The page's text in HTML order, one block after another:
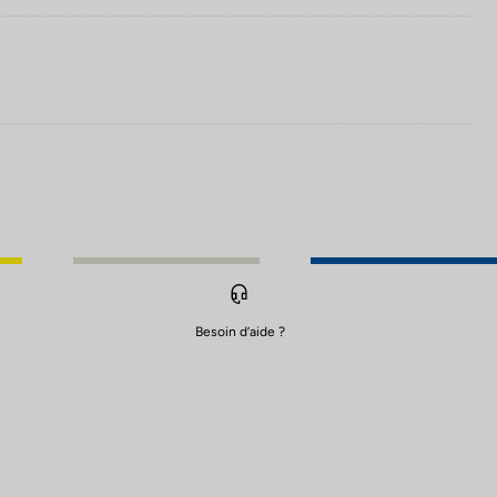
Besoin d’aide ?